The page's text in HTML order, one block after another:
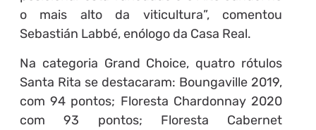
o mais alto da viticultura”, comentou
Sebastián Labbé, enólogo da Casa Real.
Na categoria Grand Choice, quatro rótulos
Santa Rita se destacaram: Boungaville 2019,
com 94 pontos; Floresta Chardonnay 2020
com 93 pontos; Floresta Cabernet